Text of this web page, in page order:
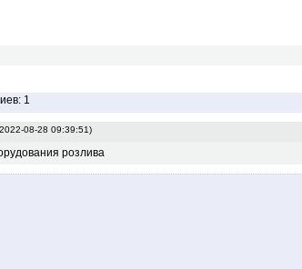
1
08-28 09:39:51)
розлива